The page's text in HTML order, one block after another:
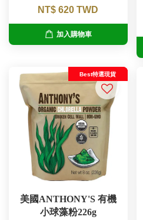
NT$ 620 TWD
加入購物車
Best特選現貨
美國ANTHONY'S 有機
小球藻粉226g